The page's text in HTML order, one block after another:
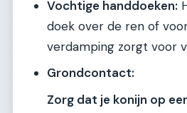
Vochtige handdoeken:
doek over de ren of
verdamping zorgt voor
Grondcontact:
Zorg dat je konijn op